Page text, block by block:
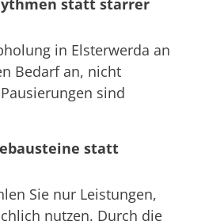
statt starrer
in Elsterwerda an
Bedarf an, nicht
sind
statt
Sie nur Leistungen,
nutzen. Durch die